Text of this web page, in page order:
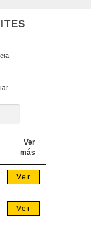
Ver
más
Ver
Ver